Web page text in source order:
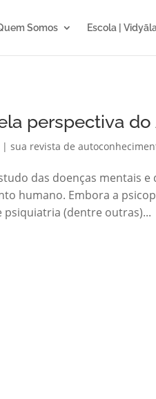
Somos Escola |
perspectiva do
sua revista de
das doenças mentais
humano. Embora a
psiquiatria (dentre outras)...